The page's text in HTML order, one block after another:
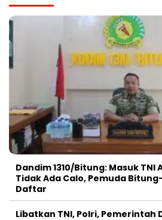
Dandim 1310/Bitung: Masuk TNI
Tidak Ada Calo, Pemuda
Daftar
Libatkan TNI, Polri, Pemerintah